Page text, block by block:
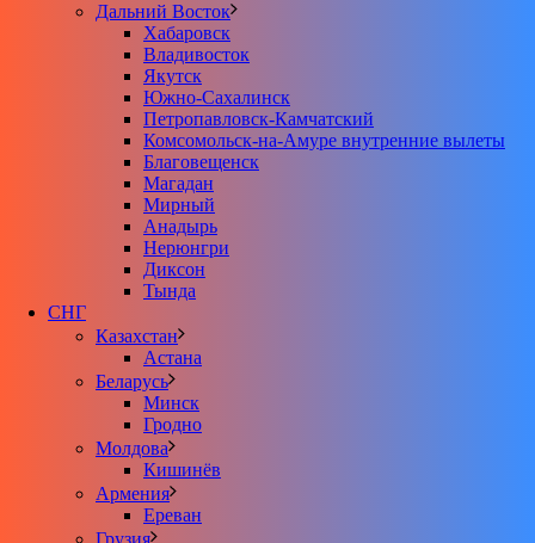
Дальний Восток
Хабаровск
Владивосток
Якутск
Южно-Сахалинск
Петропавловск-Камчатский
Комсомольск-на-Амуре внутренние вылеты
Благовещенск
Магадан
Мирный
Анадырь
Нерюнгри
Диксон
Тында
СНГ
Казахстан
Астана
Беларусь
Минск
Гродно
Молдова
Кишинёв
Армения
Ереван
Грузия